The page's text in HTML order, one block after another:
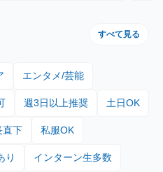
すべて見る
エンタメ/芸能
週3日以上推奨 土日OK
直下 私服OK
り インターン生多数